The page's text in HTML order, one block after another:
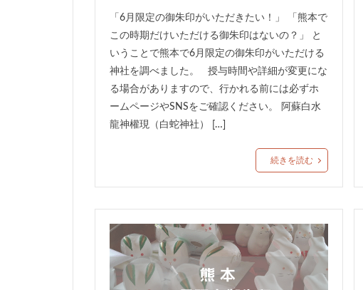
「6月限定の御朱印がいただきたい！」 「熊本で
この時期だけいただける御朱印はないの？」 と
いうことで熊本で6月限定の御朱印がいただける
神社を調べました。 授与時間や詳細が変更にな
る場合がありますので、行かれる前には必ずホ
ームページやSNSをご確認ください。 阿蘇白水
龍神權現（白蛇神社） […]
続きを読む